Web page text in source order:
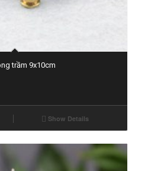
trầm 9x10cm
Show Details